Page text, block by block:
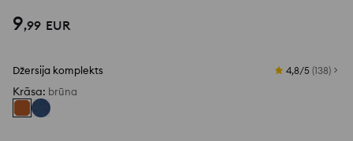
9,99 EUR
Džersija komplekts 4,8/5 (138)
Krāsa: brūna